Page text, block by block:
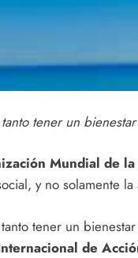
tener un
Mundial de
y no solamente
tener un
de